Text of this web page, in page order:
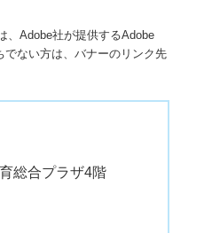
、Adobe社が提供するAdobe
でない方は、バナーのリンク先
総合プラザ4階